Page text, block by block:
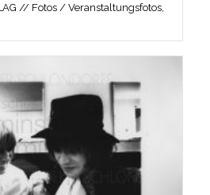
// Fotos / Veranstaltungsfotos,